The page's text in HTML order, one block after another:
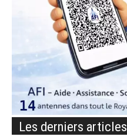
Les derniers articles